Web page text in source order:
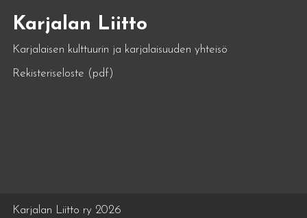
Karjalan Liitto
Karjalaisen kulttuurin ja karjalaisuuden yhteisö
Rekisteriseloste (pdf)
Karjalan Liitto ry 2026